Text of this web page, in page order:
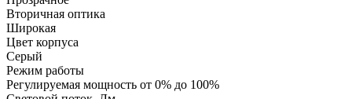
Вторичная оптика
Широкая
Цвет корпуса
Серый
Режим работы
Регулируемая мощность от 0% до 100%